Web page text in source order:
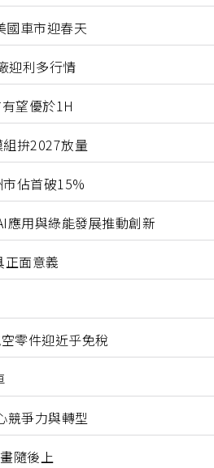
車市迎春天
迎利多行情
望優於1H
拚2027放量
佔首破15%
用與綠能發展推動創新
面意義
零件迎近乎免稅
爭力與轉型
隨後上